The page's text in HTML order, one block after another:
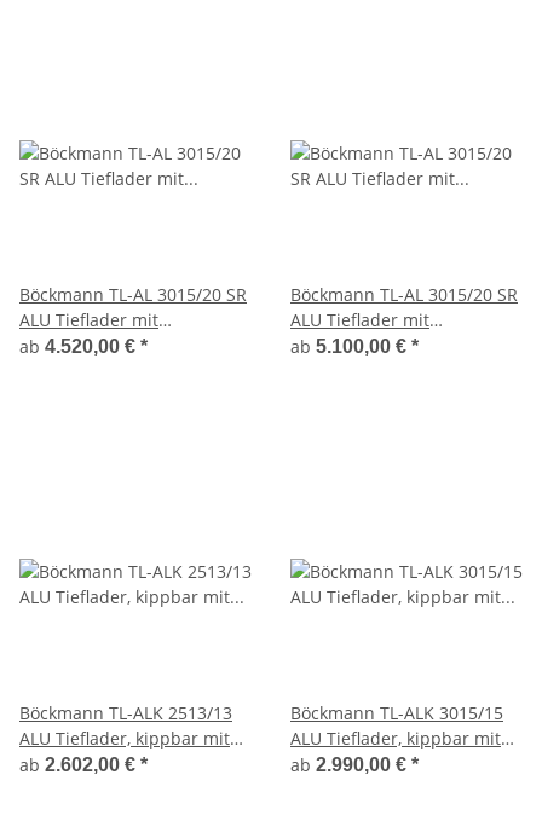
Böckmann TL-AL 3015/20 SR
ALU Tieflader mit
Auffahrrampen
ab 4.520,00 € *
Böckmann TL-AL 3015/20 SR
ALU Tieflader mit
Auffahrrampen und
ab 5.100,00 € *
Böckmann TL-ALK 2513/13
ALU Tieflader, kippbar mit
Stoßdämpfer
ab 2.602,00 € *
Böckmann TL-ALK 3015/15
ALU Tieflader, kippbar mit
Stoßdämpfer
ab 2.990,00 € *